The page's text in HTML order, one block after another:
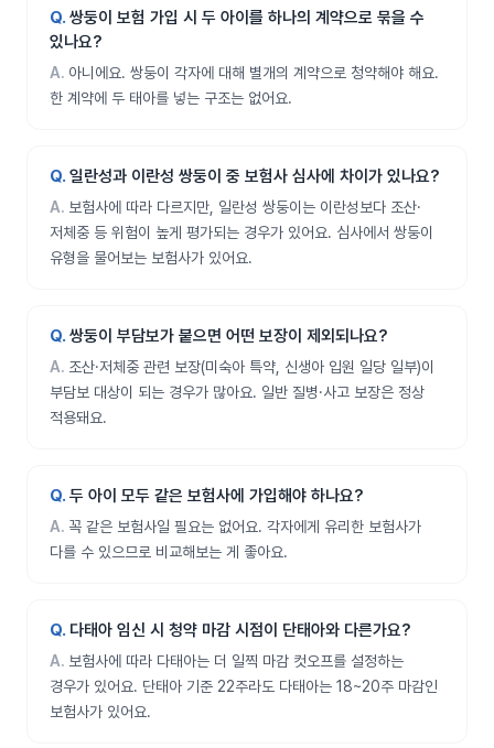
쌍둥이 보험 가입 시 두 아이를 하나의 계약으로 묶을 수
있나요?
아니에요. 쌍둥이 각자에 대해 별개의 계약으로 청약해야 해요.
한 계약에 두 태아를 넣는 구조는 없어요.
일란성과 이란성 쌍둥이 중 보험사 심사에 차이가 있나요?
보험사에 따라 다르지만, 일란성 쌍둥이는 이란성보다 조산·
저체중 등 위험이 높게 평가되는 경우가 있어요. 심사에서 쌍둥이
유형을 물어보는 보험사가 있어요.
쌍둥이 부담보가 붙으면 어떤 보장이 제외되나요?
조산·저체중 관련 보장(미숙아 특약, 신생아 입원 일당 일부)이
부담보 대상이 되는 경우가 많아요. 일반 질병·사고 보장은 정상
적용돼요.
두 아이 모두 같은 보험사에 가입해야 하나요?
꼭 같은 보험사일 필요는 없어요. 각자에게 유리한 보험사가
다를 수 있으므로 비교해보는 게 좋아요.
다태아 임신 시 청약 마감 시점이 단태아와 다른가요?
보험사에 따라 다태아는 더 일찍 마감 컷오프를 설정하는
경우가 있어요. 단태아 기준 22주라도 다태아는 18~20주 마감인
보험사가 있어요.